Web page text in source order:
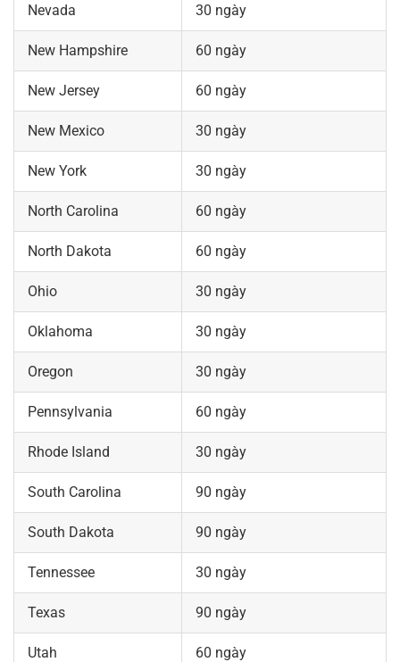
Nevada 30 ngày
New Hampshire 60 ngày
New Jersey 60 ngày
New Mexico 30 ngày
New York 30 ngày
North Carolina 60 ngày
North Dakota 60 ngày
Ohio 30 ngày
Oklahoma 30 ngày
Oregon 30 ngày
Pennsylvania 60 ngày
Rhode Island 30 ngày
South Carolina 90 ngày
South Dakota 90 ngày
Tennessee 30 ngày
Texas 90 ngày
Utah 60 ngày